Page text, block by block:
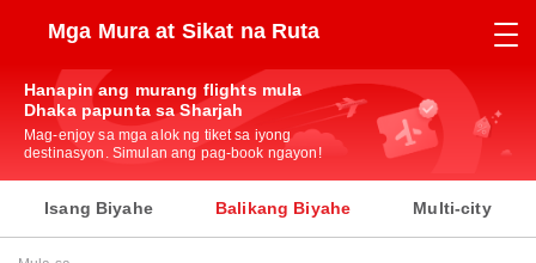
Mga Mura at Sikat na Ruta
Hanapin ang murang flights mula
Dhaka papunta sa Sharjah
Mag-enjoy sa mga alok ng tiket sa iyong
destinasyon. Simulan ang pag-book ngayon!
Isang Biyahe Balikang Biyahe Multi-city